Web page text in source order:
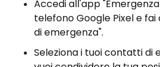
Accedi all'app
telefono Google Pixel e fai
di emergenza".
Seleziona i tuoi contatti di